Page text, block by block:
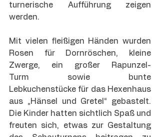
turnerische Aufführung zeigen
werden.
Mit vielen fleißigen Händen wurden
Rosen für Dornröschen, kleine
Zwerge, ein großer Rapunzel-
Turm sowie bunte
Lebkuchenstücke für das Hexenhaus
aus „Hänsel und Gretel“ gebastelt.
Die Kinder hatten sichtlich Spaß und
freuten sich, etwas zur Gestaltung